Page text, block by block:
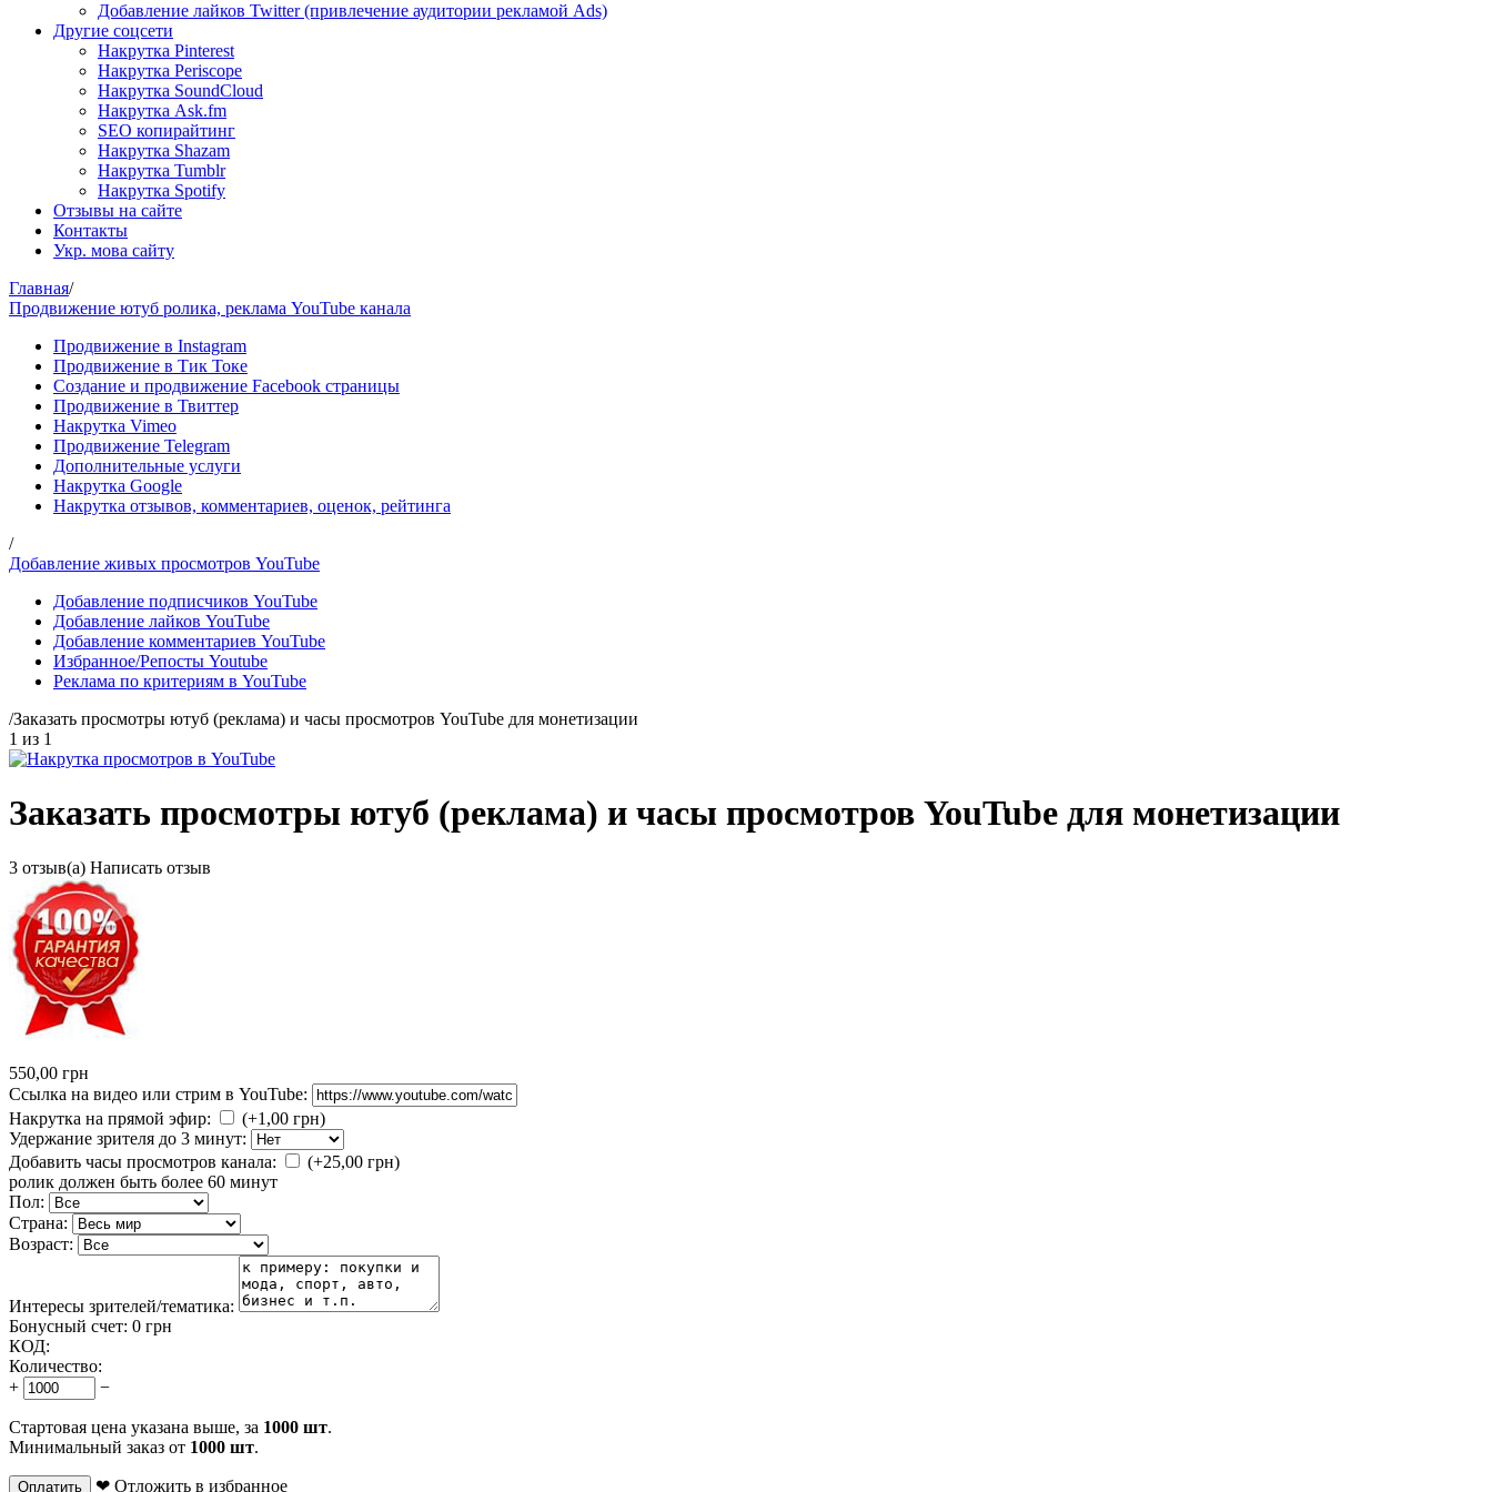
Добавление лайков Twitter (привлечение аудитории рекламой Ads)
Другие соцсети
Накрутка Pinterest
Накрутка Periscope
Накрутка SoundCloud
Накрутка Ask.fm
SEO копирайтинг
Накрутка Shazam
Накрутка Tumblr
Накрутка Spotify
Отзывы на сайте
Контакты
Укр. мова сайту
Главная/
Продвижение ютуб ролика, реклама YouTube канала
Продвижение в Instagram
Продвижение в Тик Токе
Создание и продвижение Facebook страницы
Продвижение в Твиттер
Накрутка Vimeo
Продвижение Telegram
Дополнительные услуги
Накрутка Google
Накрутка отзывов, комментариев, оценок, рейтинга
/
Добавление живых просмотров YouTube
Добавление подписчиков YouTube
Добавление лайков YouTube
Добавление комментариев YouTube
Избранное/Репосты Youtube
Реклама по критериям в YouTube
/Заказать просмотры ютуб (реклама) и часы просмотров YouTube для монетизации
1 из 1
Заказать просмотры ютуб (реклама) и часы просмотров YouTube для монетизации
3 отзыв(а) Написать отзыв
550,00 грн
Ссылка на видео или стрим в YouTube:
Накрутка на прямой эфир:
(+1,00 грн)
Удержание зрителя до 3 минут:
Добавить часы просмотров канала:
(+25,00 грн)
ролик должен быть более 60 минут
Пол:
Страна:
Возраст:
Интересы зрителей/тематика:
Бонусный счет: 0 грн
КОД:
Количество:
+
−
Стартовая цена указана выше, за 1000 шт.
Минимальный заказ от 1000 шт.
Оплатить ❤ Отложить в избранное